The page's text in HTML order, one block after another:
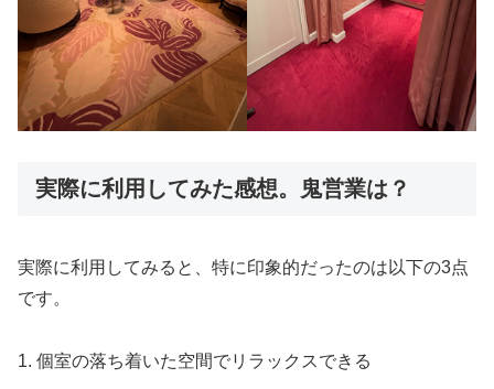
実際に利用してみた感想。鬼営業は？
実際に利用してみると、特に印象的だったのは以下の3点
です。
1. 個室の落ち着いた空間でリラックスできる